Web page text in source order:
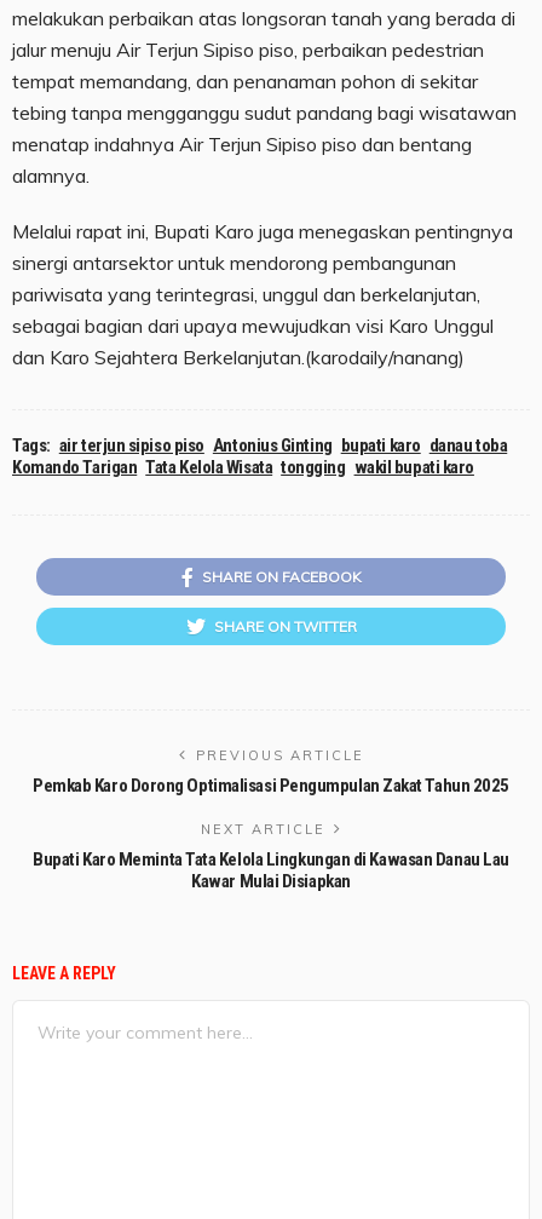
melakukan perbaikan atas longsoran tanah yang berada di
jalur menuju Air Terjun Sipiso piso, perbaikan pedestrian
tempat memandang, dan penanaman pohon di sekitar
tebing tanpa mengganggu sudut pandang bagi wisatawan
menatap indahnya Air Terjun Sipiso piso dan bentang
alamnya.
Melalui rapat ini, Bupati Karo juga menegaskan pentingnya
sinergi antarsektor untuk mendorong pembangunan
pariwisata yang terintegrasi, unggul dan berkelanjutan,
sebagai bagian dari upaya mewujudkan visi Karo Unggul
dan Karo Sejahtera Berkelanjutan.(karodaily/nanang)
Tags: air terjun sipiso piso Antonius Ginting bupati karo danau toba
Komando Tarigan Tata Kelola Wisata tongging wakil bupati karo
SHARE ON FACEBOOK
SHARE ON TWITTER
PREVIOUS ARTICLE
Pemkab Karo Dorong Optimalisasi Pengumpulan Zakat Tahun 2025
NEXT ARTICLE
Bupati Karo Meminta Tata Kelola Lingkungan di Kawasan Danau Lau
Kawar Mulai Disiapkan
LEAVE A REPLY